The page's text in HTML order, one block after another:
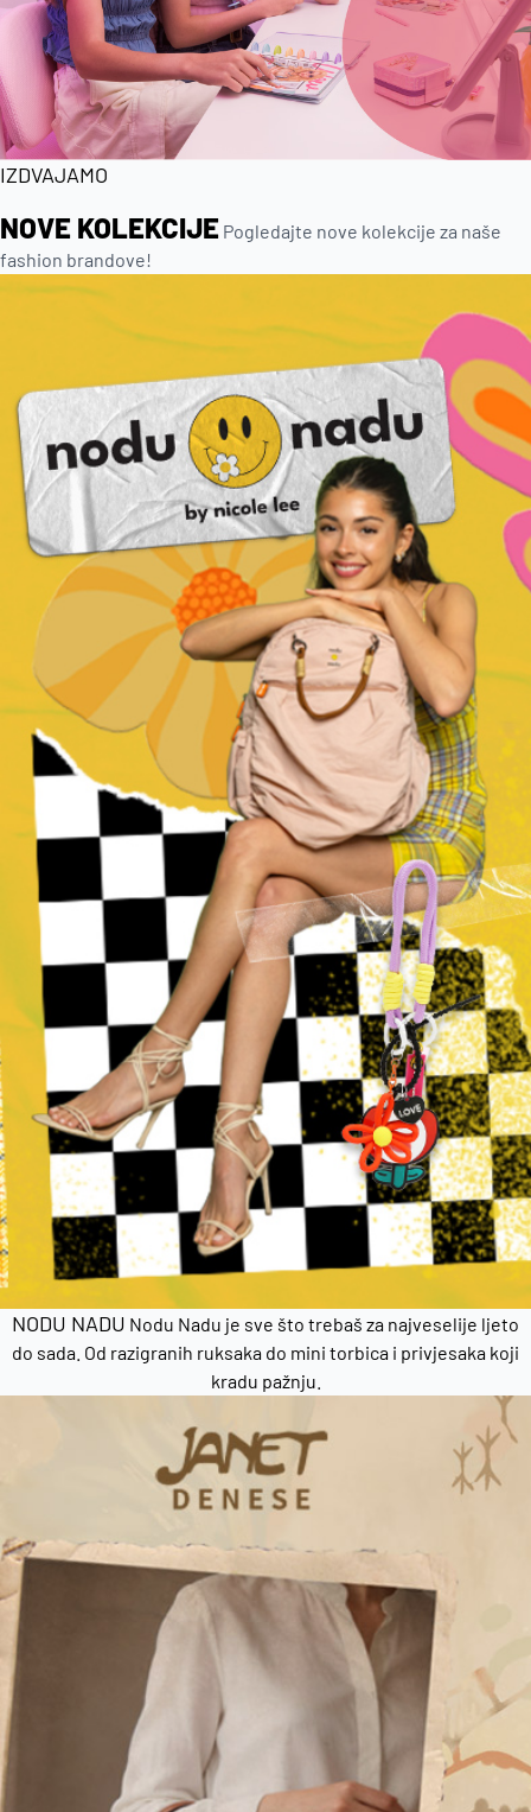
IZDVAJAMO
NOVE KOLEKCIJE Pogledajte nove kolekcije za naše
fashion brandove!
NODU NADU Nodu Nadu je sve što trebaš za najveselije ljeto
do sada. Od razigranih ruksaka do mini torbica i privjesaka koji
kradu pažnju.
Dodaj u košaricu